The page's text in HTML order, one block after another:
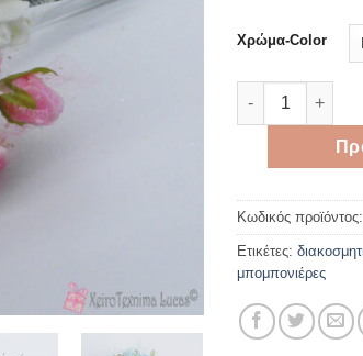
Χρώμα-Color
Διακοσμητικά
Κωδικός προϊόντος:
Ετικέτες:
μπομπονιέρες